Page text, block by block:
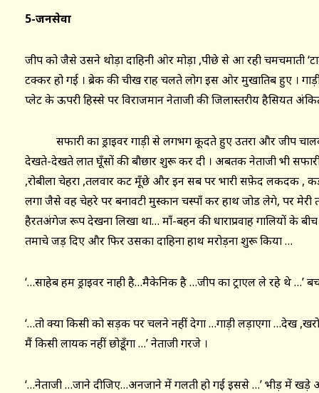
5-जनसेवा
जीप को जैसे उसने थोड़ा दाहिनी ओर मोड़ा ,पीछे से आ रही चमचमाती
टक्कर हो गई । ब्रेक की चीख राह चलते लोग इस ओर मुखातिब हुए । गाड़ी
प्लेट के ऊपरी हिस्से पर विराजमान नेताजी की जिलास्तरीय हैसियत अंकित
सफारी का ड्राइवर गाड़ी से लगभग कूदते हुए उतरा और जीप चालक
देखते-देखते लात घूँसों की बौछार शुरू कर दी । अबतक नेताजी भी
,रोबीला चेहरा ,तलवार कट मूँछे और इन सब पर भारी सफ़ेद लकदक ,
लगा जैसे वह चेहरे पर बनावटी मुस्कान चस्पाँ कर हाथ जोड लेगे, पर
हैरतअंगेज रूप देखना लिखा था… माँ-बहन की धाराप्रवाह गालियों के
तमाचे जड़ दिए और फिर उसका दाहिना हाथ मरोड़ना शुरू किया …
‘…साहेब हम ड्राइवर नाही है…मैकेनिक है …जीप का ट्राएल ले रहे थे …’
‘…तो क्या किसी को सड़क पर चलने नहीं देगा …गाड़ी लड़ाएगा …देख
मैं किसी लायक नहीं छोडूँगा …’ नेताजी गरजे ।
‘…नेताजी …जाने दीजिए…अनजाने में गलती हो गई इससे …’ भीड़ में खड़े